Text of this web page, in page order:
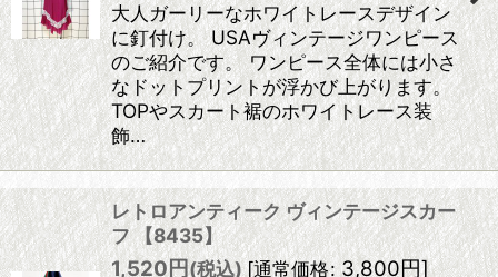
大人ガーリーなホワイトレースデザイン
に釘付け。 USAヴィンテージワンピース
のご紹介です。 ワンピース全体には小さ
なドットプリントが浮かび上がります。
TOPやスカート裾のホワイトレース装
飾…
レトロアンティーク ヴィンテージスカー
フ 【8435】
1,520円(税込) [通常価格: 3,800円]